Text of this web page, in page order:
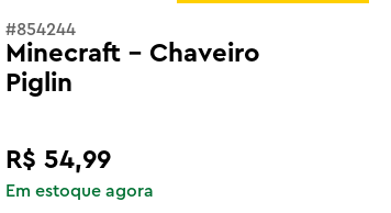
#854244
Minecraft - Chaveiro
Piglin
R$ 54,99
Em estoque agora
ferrari